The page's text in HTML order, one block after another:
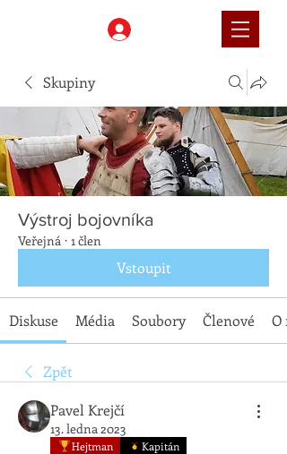
Skupiny
Výstroj bojovníka
Veřejná · 1 člen
Vstoupit
Diskuse Média Soubory Členové O
Zpět
Pavel Krejčí
13. ledna 2023
Hejtman Kapitán